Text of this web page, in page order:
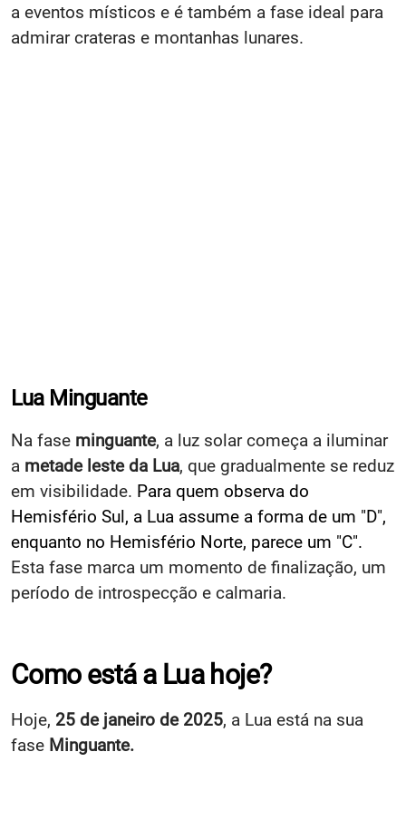
a eventos místicos e é também a fase ideal para
admirar crateras e montanhas lunares.
Lua Minguante
Na fase minguante, a luz solar começa a iluminar
a metade leste da Lua, que gradualmente se reduz
em visibilidade. Para quem observa do
Hemisfério Sul, a Lua assume a forma de um "D",
enquanto no Hemisfério Norte, parece um "C".
Esta fase marca um momento de finalização, um
período de introspecção e calmaria.
Como está a Lua hoje?
Hoje, 25 de janeiro de 2025, a Lua está na sua
fase Minguante.